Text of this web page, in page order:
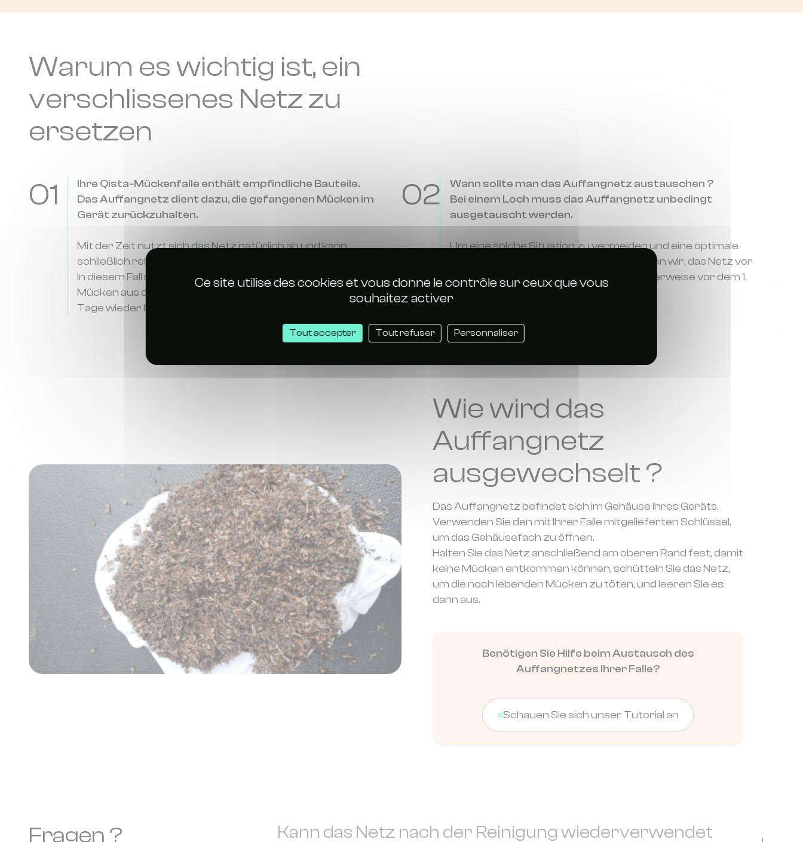
Ce site utilise des cookies et vous donne le contrôle sur ceux que vous
souhaitez activer
Tout accepter Tout refuser Personnaliser
Warum es wichtig ist, ein
verschlissenes Netz zu
ersetzen
01
Ihre Qista-Mückenfalle enthält empfindliche Bauteile.
Das Auffangnetz dient dazu, die gefangenen Mücken im
Gerät zurückzuhalten.
Mit der Zeit nutzt sich das Netz natürlich ab und kann
schließlich reißen.
In diesem Fall nimmt die Wirksamkeit der Falle stark ab, da die
Mücken aus der Falle entkommen und innerhalb weniger
Tage wieder Ihre Lebensräume bevölkern können.
02
Wann sollte man das Auffangnetz austauschen ?
Bei einem Loch muss das Auffangnetz unbedingt
ausgetauscht werden.
Um eine solche Situation zu vermeiden und eine optimale
Wirksamkeit zu gewährleisten, empfehlen wir, das Netz vor
jedem Saisonstart auszutauschen, idealerweise vor dem 1.
Wie wird das
Auffangnetz
ausgewechselt ?
Das Auffangnetz befindet sich im Gehäuse Ihres Geräts.
Verwenden Sie den mit Ihrer Falle mitgelieferten Schlüssel,
um das Gehäusefach zu öffnen.
Halten Sie das Netz anschließend am oberen Rand fest, damit
keine Mücken entkommen können, schütteln Sie das Netz,
um die noch lebenden Mücken zu töten, und leeren Sie es
dann aus.
Benötigen Sie Hilfe beim Austausch des
Auffangnetzes Ihrer Falle?
Schauen Sie sich unser Tutorial an
Fragen ?
Kann das Netz nach der Reinigung wiederverwendet